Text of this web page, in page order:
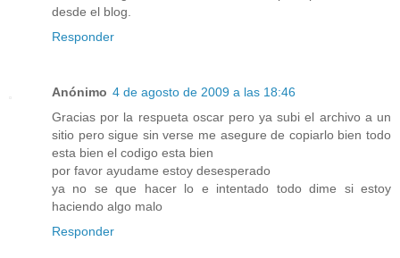
desde el blog.
Responder
Anónimo 4 de agosto de 2009 a las 18:46
Gracias por la respueta oscar pero ya subi el archivo a un
sitio pero sigue sin verse me asegure de copiarlo bien todo
esta bien el codigo esta bien
por favor ayudame estoy desesperado
ya no se que hacer lo e intentado todo dime si estoy
haciendo algo malo
Responder